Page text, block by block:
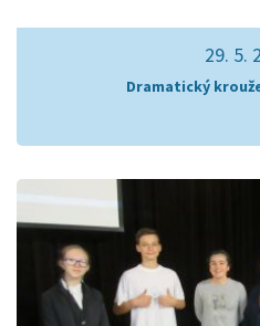
29. 5.
Dramatický